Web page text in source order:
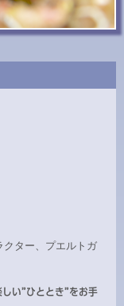
クター、プエルトガ
い”ひととき”をお手